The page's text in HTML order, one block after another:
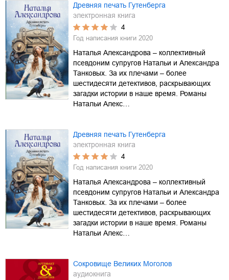
Древняя печать Гутенберга
электронная книга
4
Год написания книги 2020
Наталья Александрова – коллективный
псевдоним супругов Натальи и Александра
Танковых. За их плечами – более
шестидесяти детективов, раскрывающих
загадки истории в наше время. Романы
Натальи Алекс…
Древняя печать Гутенберга
электронная книга
4
Год написания книги 2020
Наталья Александрова – коллективный
псевдоним супругов Натальи и Александра
Танковых. За их плечами – более
шестидесяти детективов, раскрывающих
загадки истории в наше время. Романы
Натальи Алекс…
Сокровище Великих Моголов
аудиокнига